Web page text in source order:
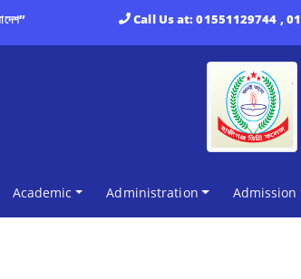
Call Us at:01551129744 ,
Academic Administration Admission